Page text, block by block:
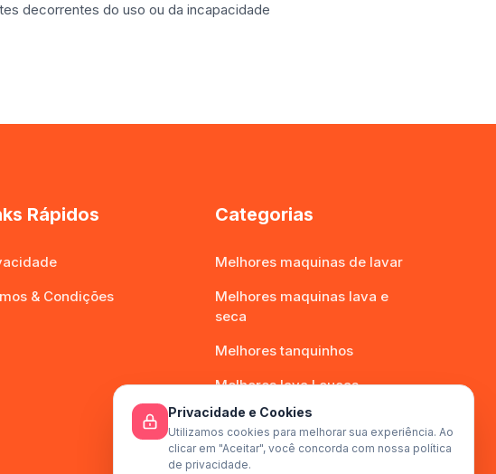
decorrentes do uso ou da incapacidade
Rápidos
& Condições
Categorias
Melhores maquinas de lavar
Melhores maquinas lava e
seca
Melhores tanquinhos
Melhores lava Louças
Privacidade e Cookies
Utilizamos cookies para melhorar sua experiência. Ao
clicar em "Aceitar", você concorda com nossa política
de privacidade.